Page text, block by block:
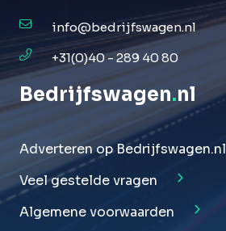
info@bedrijfswagen.nl
+31(0)40 - 289 40 80
Bedrijfswagen.nl
Adverteren op Bedrijfswagen.nl
Veel gestelde vragen
Algemene voorwaarden